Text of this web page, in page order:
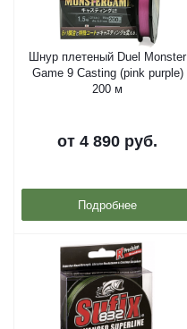
Шнур плетеный Duel Monster
Game 9 Casting (pink purple)
200 м
от 4 890 руб.
Подробнее